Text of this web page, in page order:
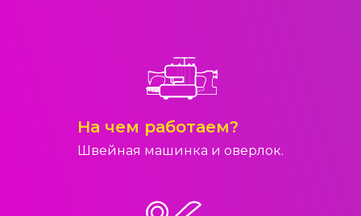
На чем работаем?
Швейная машинка и оверлок.